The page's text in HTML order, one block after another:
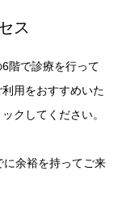
ス
階で診療を行って
用をおすすめいた
クしてください。
に余裕を持ってご来